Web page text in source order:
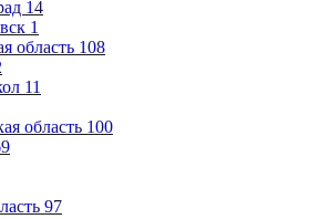
14
1
область 108
11
область 100
97